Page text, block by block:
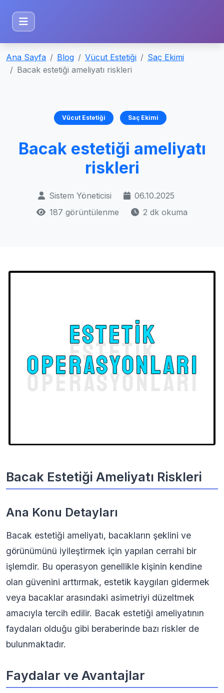
Ana Sayfa Blog Vücut Estetiği
Saç Ekimi
Bacak estetiği ameliyatı riskleri
Vücut Estetiği Saç Ekimi
Bacak estetiği ameliyatı
riskleri
Sistem Yöneticisi
06.10.2025
187 görüntülenme
2 dk okuma
Bacak Estetiği Ameliyatı Riskleri
Ana Konu Detayları
Bacak estetiği ameliyatı, bacakların şeklini ve
görünümünü iyileştirmek için yapılan cerrahi bir
işlemdir. Bu operasyon genellikle kişinin kendine
olan güvenini arttırmak, estetik kaygıları gidermek
veya bacaklar arasındaki asimetriyi düzeltmek
amacıyla tercih edilir. Bacak estetiği ameliyatının
faydaları olduğu gibi beraberinde bazı riskler de
bulunmaktadır.
Faydalar ve Avantajlar